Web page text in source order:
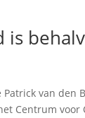
is
Patrick van den
Centrum voor